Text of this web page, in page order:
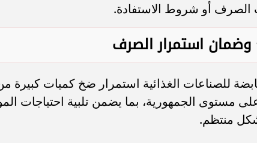
الصرف أو شروط الاستفادة.
وضمان استمرار الصرف
للصناعات الغذائية استمرار ضخ كميات كبيرة
على مستوى الجمهورية، بما يضمن تلبية احتياجات
منتظم.